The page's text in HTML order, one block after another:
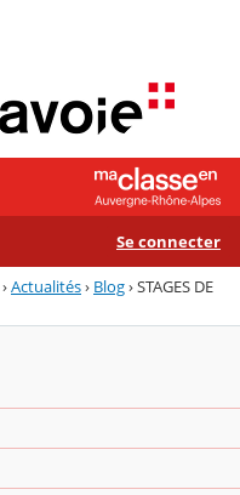
Se connecter
›Actualités› Blog›STAGES DE